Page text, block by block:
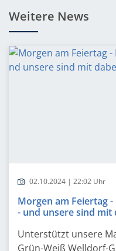
Weitere News
02.10.2024 | 22:02 Uhr
Morgen am Feiertag
- und unsere sind mit
Unterstützt unsere
Grün-Weiß Welldorf-